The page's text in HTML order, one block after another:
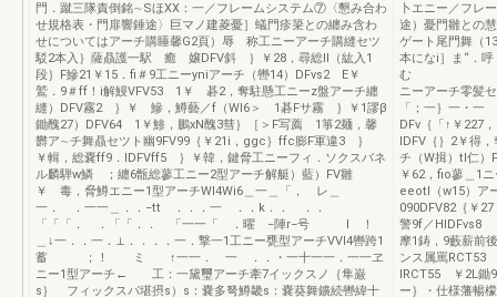
門．蹴三隊責倒銘∼SほXX：一／フレームシステム⑦〈懇み合わ
せ規格表・門扉響錘途〉巨マノ建菱憂］蟻門疹簗との纏み含わ
せについてはアーチ購睡馨G2頁）辱 称工ニーアーチ購縫セツ
駁2本入｝薩贔護一駅 癒 嬢DFV斜 ｝￥28，尋総II（紘入1
段｝F鰺21￥15．fi＃9工ニーyniアーチ（轡14）DFvs2 E￥
鷲．9＃ff！i解鰻VFV53 1￥ 碁2，奪駐懸工ニーz盤アーチ纏
縫）DFV霧2 ｝￥ 鰺，鱒藝／f（Wl6＞ 1碁Fサ霧 ｝￥1謬β
鋤醜27）DFV64 1￥鯵，鵬xN醜3彗｝［＞F写薦 1箏2麺，馨
欝ア∼チ舞贔セツト幽9FV99｛￥21i，ggc｝ffc膨F軍違3 ｝
￥輯，総嚢ff9．lDFVff5 ｝￥韓，鍵脅工ニーフィ．ソクスバネ
ル麟騨w鱗 ；纏6甑総蓼工ニー2型アーチ解艇）藍）FV雛
￥ 毒，脅鱒エニー1型アーチWI4Wi6＿一＿「， レ＿
一． ．一一＿．．−tt ．．．一 ．．k．． ．．
「「「． ．「「．． 「一一「 ．曜 −陣r−号 I ！
＿↓一．．一．⊥．．．．一．撃一1工ニー甕型アーチVVI4轡跨1
蓄 ；！ ミ ↑一一． 一 ．．・一十一一．一一ヱ
ニー1型アーチ← 工：一黛璽アーチ牽7イックスノ｛隼巌
s｝ フィックスパ堪摂s）s：嚢多弩鱒畿s：嚢葵舞鑛続轡緯十
卜エニー／フレ
途）憂門雛との
ゲート尾門舞（
本になi］ま“．
ニーアーチ零髪
「；一｝一・
DFv｛「↑￥227
lDFV｛｝2￥得
チ（W揖）tl仁
￥62，fio蓼＿1
eeotl（w15）ア
090DFV82｛￥
警9f／HlDFvs8
摩1鋳，9藪薪前
ンス属罵
IRCT55 ￥2L
ー｝・仕様